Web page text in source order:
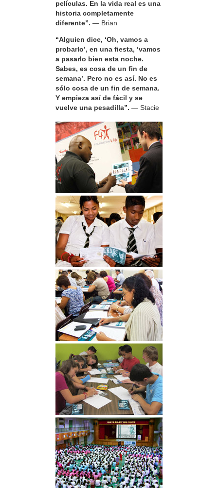
películas. En la vida real es una
historia completamente
diferente”. — Brian
“Alguien dice, ‘Oh, vamos a
probarlo’, en una fiesta, ‘vamos
a pasarlo bien esta noche.
Sabes, es cosa de un fin de
semana’. Pero no es así. No es
sólo cosa de un fin de semana.
Y empieza así de fácil y se
vuelve una pesadilla”. — Stacie